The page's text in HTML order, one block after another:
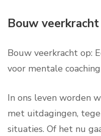
Bouw
Bouw veerkracht op:
voor mentale coaching
In ons leven worden
met uitdagingen,
situaties. Of het nu